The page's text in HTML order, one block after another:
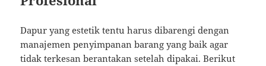
Dapur yang estetik tentu harus dibarengi dengan
manajemen penyimpanan barang yang baik agar
tidak terkesan berantakan setelah dipakai. Berikut